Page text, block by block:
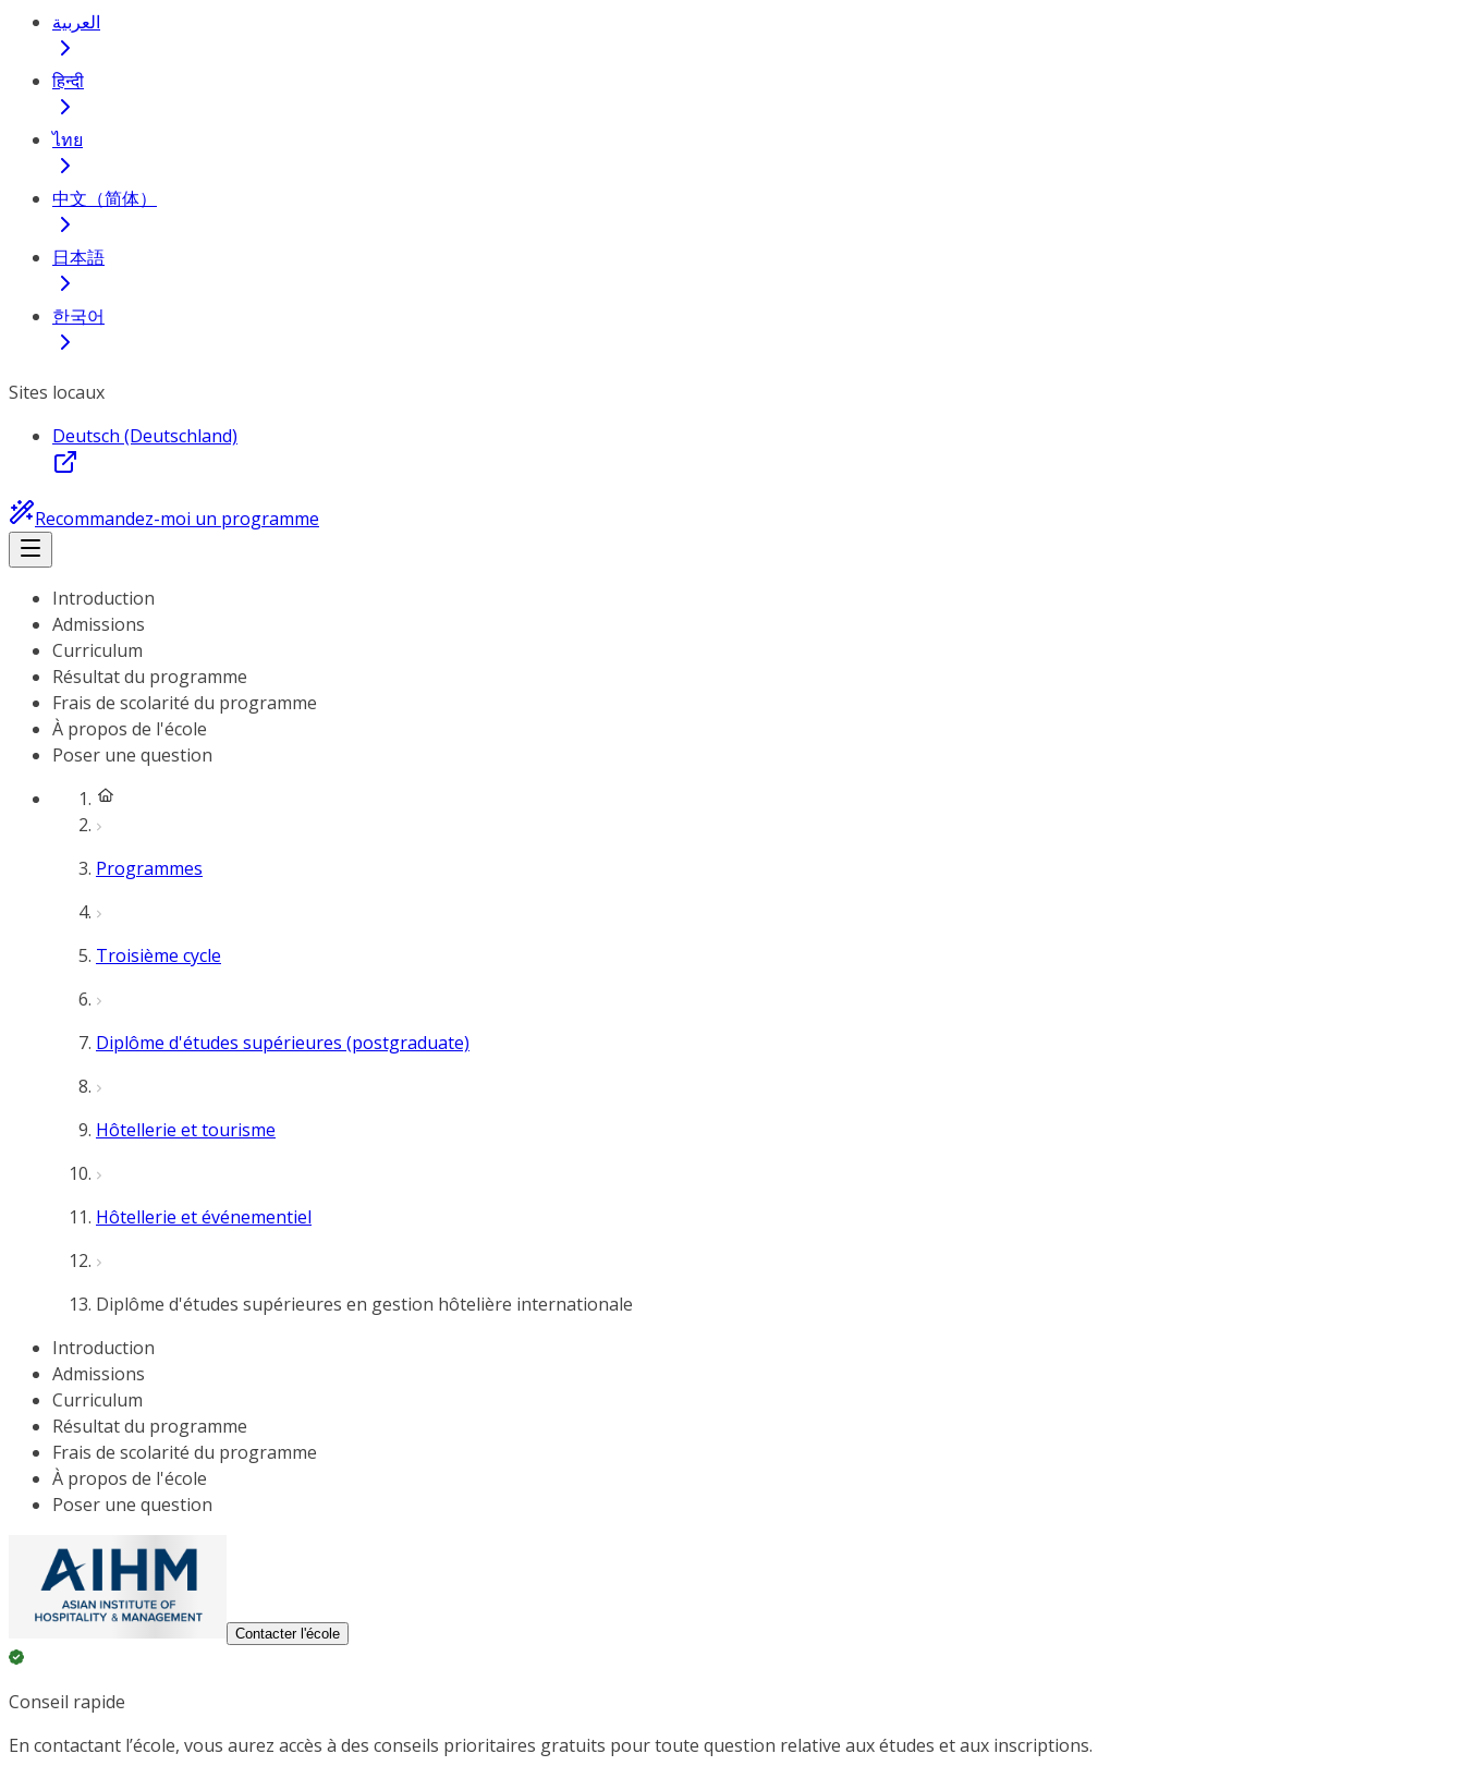
العربية
हिन्दी
ไทย
中文（简体）
日本語
한국어
Sites locaux
Deutsch (Deutschland)
Recommandez-moi un programme
Introduction
Admissions
Curriculum
Résultat du programme
Frais de scolarité du programme
À propos de l'école
Poser une question
Programmes
Troisième cycle
Diplôme d'études supérieures (postgraduate)
Hôtellerie et tourisme
Hôtellerie et événementiel
Diplôme d'études supérieures en gestion hôtelière internationale
Introduction
Admissions
Curriculum
Résultat du programme
Frais de scolarité du programme
À propos de l'école
Poser une question
Contacter l'école
Conseil rapide
En contactant l’école, vous aurez accès à des conseils prioritaires gratuits pour toute question relative aux études et aux inscriptions.